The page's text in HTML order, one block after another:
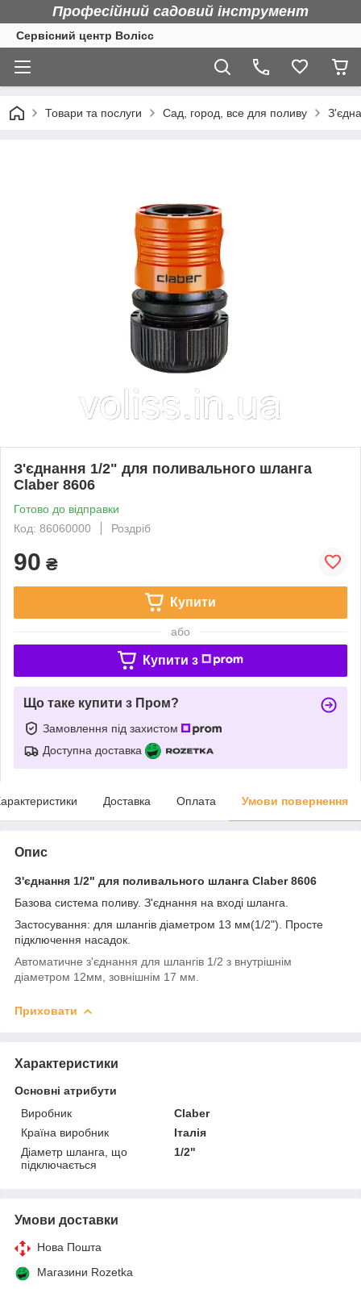
Професійний садовий інструмент
Сервісний центр Волісс
Товари та послуги Сад, город, все для поливу
З'єднання 1/2" для поливального шланга
Claber 8606
Готово до відправки
Код: 86060000
Роздріб
90 ₴
Купити
або
Купити з
Що таке купити з Пром?
Замовлення під захистом
Доступна доставка
Доставка Оплата Умови повернення
Опис
З'єднання 1/2" для поливального шланга Claber 8606
Базова система поливу. З'єднання на вході шланга.
Застосування: для шлангів діаметром 13 мм(1/2"). Просте
підключення насадок.
Автоматичне з'єднання для шлангів 1/2 з внутрішнім
діаметром 12мм, зовнішнім 17 мм.
Приховати
Характеристики
Основні атрибути
Виробник
Claber
Країна виробник
Італія
Діаметр шланга, що
підключається
1/2"
Умови доставки
Нова Пошта
Магазини Rozetka